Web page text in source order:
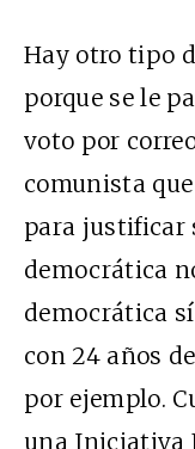
Hay otro tipo
porque se le
voto por
comunista
para justificar
democrática
democrática
con 24 años
por ejemplo.
una Iniciativa